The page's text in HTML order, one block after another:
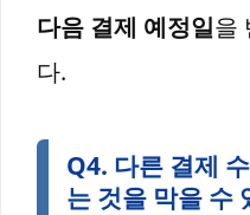
다음 결제 예정일을
다.
Q4. 다른 결제
는 것을 막을 수